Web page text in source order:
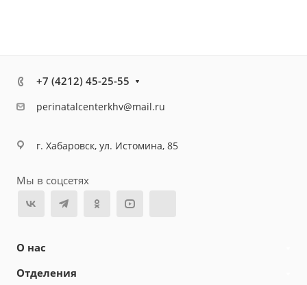
+7 (4212) 45-25-55
perinatalcenterkhv@mail.ru
г. Хабаровск, ул. Истомина, 85
Мы в соцсетях
О нас
Отделения